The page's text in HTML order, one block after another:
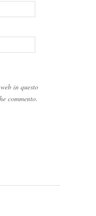
in questo
commento.